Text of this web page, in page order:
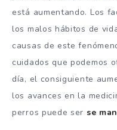
está aumentando. Los
los malos hábitos de
causas de este
cuidados que podemos
día, el consiguiente
los avances en la
perros puede ser se